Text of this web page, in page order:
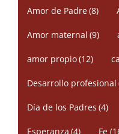
Amor de Padre(8)
Amor maternal (9)
amor propio(12)
Desarrollo profesional
Día de los Padres (4)
Esperanza (4) Fe